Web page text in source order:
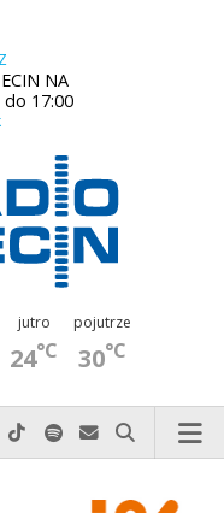
NA
do 17:00
jutro
24°C
pojutrze
30°C
do nas zadzwoń
na Facebook-u
nas na X
Odwiedź nas na Instagram-ie
Odwiedź nas na TikTok-u
Szukaj nas na Spotify
Wyślij do nas
Szukaj